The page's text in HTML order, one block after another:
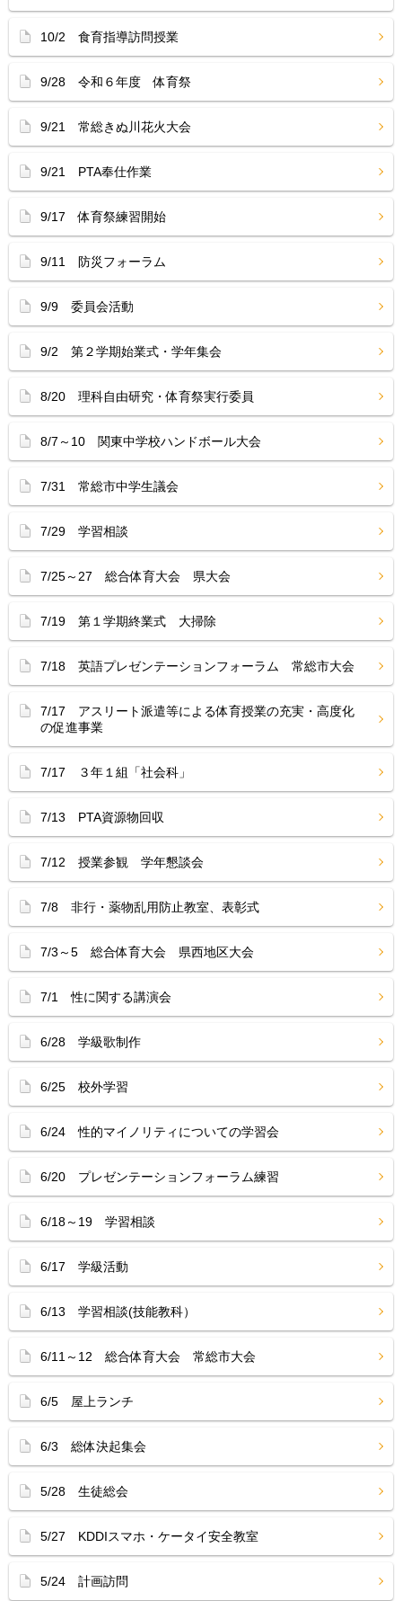
10/2 食育指導訪問授業
9/28 令和６年度 体育祭
9/21 常総きぬ川花火大会
9/21 PTA奉仕作業
9/17 体育祭練習開始
9/11 防災フォーラム
9/9 委員会活動
9/2 第２学期始業式・学年集会
8/20 理科自由研究・体育祭実行委員
8/7～10 関東中学校ハンドボール大会
7/31 常総市中学生議会
7/29 学習相談
7/25～27 総合体育大会 県大会
7/19 第１学期終業式 大掃除
7/18 英語プレゼンテーションフォーラム 常総市大会
7/17 アスリート派遣等による体育授業の充実・高度化
の促進事業
7/17 ３年１組「社会科」
7/13 PTA資源物回収
7/12 授業参観 学年懇談会
7/8 非行・薬物乱用防止教室、表彰式
7/3～5 総合体育大会 県西地区大会
7/1 性に関する講演会
6/28 学級歌制作
6/25 校外学習
6/24 性的マイノリティについての学習会
6/20 プレゼンテーションフォーラム練習
6/18～19 学習相談
6/17 学級活動
6/13 学習相談(技能教科）
6/11～12 総合体育大会 常総市大会
6/5 屋上ランチ
6/3 総体決起集会
5/28 生徒総会
5/27 KDDIスマホ・ケータイ安全教室
5/24 計画訪問